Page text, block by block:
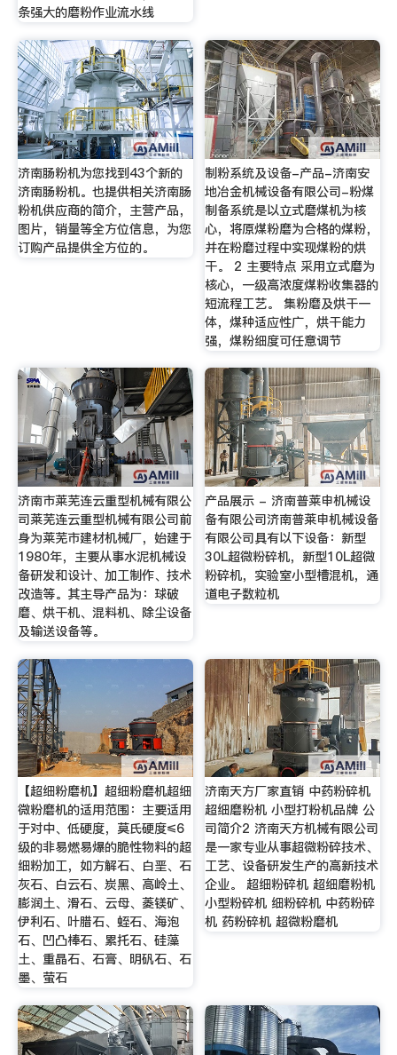
条强大的磨粉作业流水线
济南肠粉机为您找到43个新的
济南肠粉机。也提供相关济南肠
粉机供应商的简介，主营产品，
图片，销量等全方位信息，为您
订购产品提供全方位的。
制粉系统及设备-产品-济南安
地冶金机械设备有限公司-粉煤
制备系统是以立式磨煤机为核
心，将原煤粉磨为合格的煤粉，
并在粉磨过程中实现煤粉的烘
干。 2 主要特点 采用立式磨为
核心，一级高浓度煤粉收集器的
短流程工艺。 集粉磨及烘干一
体，煤种适应性广，烘干能力
强，煤粉细度可任意调节
济南市莱芜连云重型机械有限公
司莱芜连云重型机械有限公司前
身为莱芜市建材机械厂，始建于
1980年，主要从事水泥机械设
备研发和设计、加工制作、技术
改造等。其主导产品为：球破
磨、烘干机、混料机、除尘设备
及输送设备等。
产品展示 - 济南普莱申机械设
备有限公司济南普莱申机械设备
有限公司具有以下设备：新型
30L超微粉碎机，新型10L超微
粉碎机，实验室小型槽混机，通
道电子数粒机
【超细粉磨机】超细粉磨机超细
微粉磨机的适用范围：主要适用
于对中、低硬度，莫氏硬度≤6
级的非易燃易爆的脆性物料的超
细粉加工，如方解石、白垩、石
灰石、白云石、炭黑、高岭土、
膨润土、滑石、云母、菱镁矿、
伊利石、叶腊石、蛭石、海泡
石、凹凸棒石、累托石、硅藻
土、重晶石、石膏、明矾石、石
墨、萤石
济南天方厂家直销 中药粉碎机
超细磨粉机 小型打粉机品牌 公
司简介2 济南天方机械有限公司
是一家专业从事超微粉碎技术、
工艺、设备研发生产的高新技术
企业。 超细粉碎机 超细磨粉机
小型粉碎机 细粉碎机 中药粉碎
机 药粉碎机 超微粉磨机